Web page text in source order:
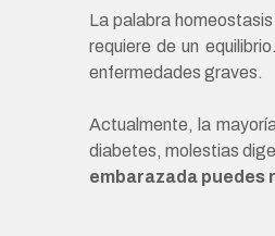
La palabra
requiere de un equilibrio.
enfermedades graves.
Actualmente, la
diabetes, molestias
embarazada puedes